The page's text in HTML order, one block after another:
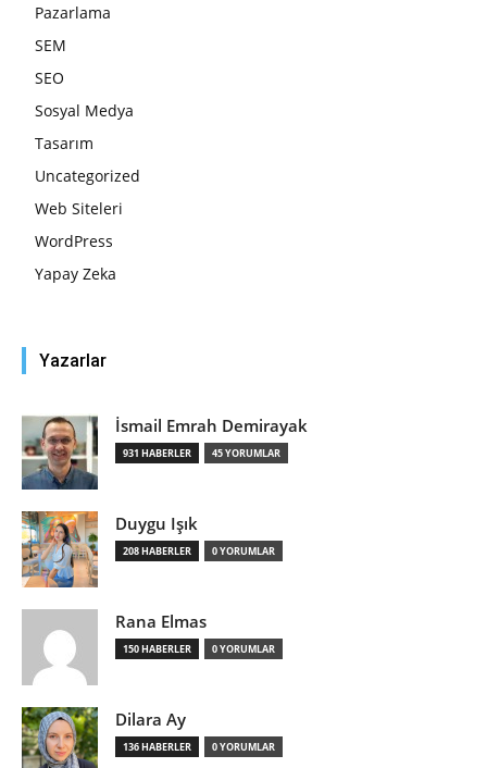
Pazarlama
SEM
SEO
Sosyal Medya
Tasarım
Uncategorized
Web Siteleri
WordPress
Yapay Zeka
Yazarlar
İsmail Emrah Demirayak
931 HABERLER 45 YORUMLAR
Duygu Işık
208 HABERLER 0 YORUMLAR
Rana Elmas
150 HABERLER 0 YORUMLAR
Dilara Ay
136 HABERLER 0 YORUMLAR